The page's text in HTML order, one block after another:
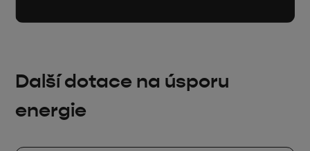
Další dotace na úsporu
energie